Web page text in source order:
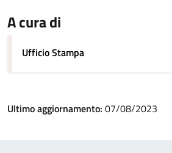
A cura di
Ufficio Stampa
Ultimo aggiornamento: 07/08/2023